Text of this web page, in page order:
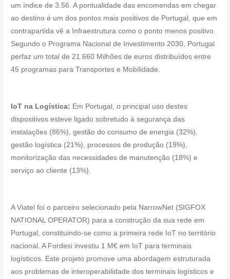
um índice de 3.56. A pontualidade das encomendas em chegar
ao destino é um dos pontos mais positivos de Portugal, que em
contrapartida vê a Infraestrutura como o ponto menos positivo.
Segundo o Programa Nacional de Investimento 2030, Portugal
perfaz um total de 21.660 Milhões de euros distribuídos entre
45 programas para Transportes e Mobilidade.
IoT na Logística: Em Portugal, o principal uso destes
dispositivos esteve ligado sobretudo à segurança das
instalações (86%), gestão do consumo de energia (32%),
gestão logística (21%), processos de produção (19%),
monitorização das necessidades de manutenção (18%) e
serviço ao cliente (13%).
A Viatel foi o parceiro selecionado pela NarrowNet (SIGFOX
NATIONAL OPERATOR) para a construção da sua rede em
Portugal, constituindo-se como a primeira rede IoT no território
nacional. A Fordesi investiu 1 M€ em IoT para terminais
logísticos. Este projeto promove uma abordagem estruturada
aos problemas de interoperabilidade dos terminais logísticos e